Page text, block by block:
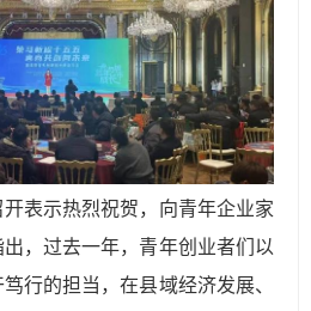
表示热烈祝贺，向青年企业家
，过去一年，青年创业者们以
行的担当，在县域经济发展、